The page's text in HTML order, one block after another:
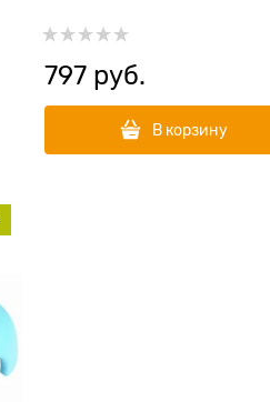
797 руб.
В корзину